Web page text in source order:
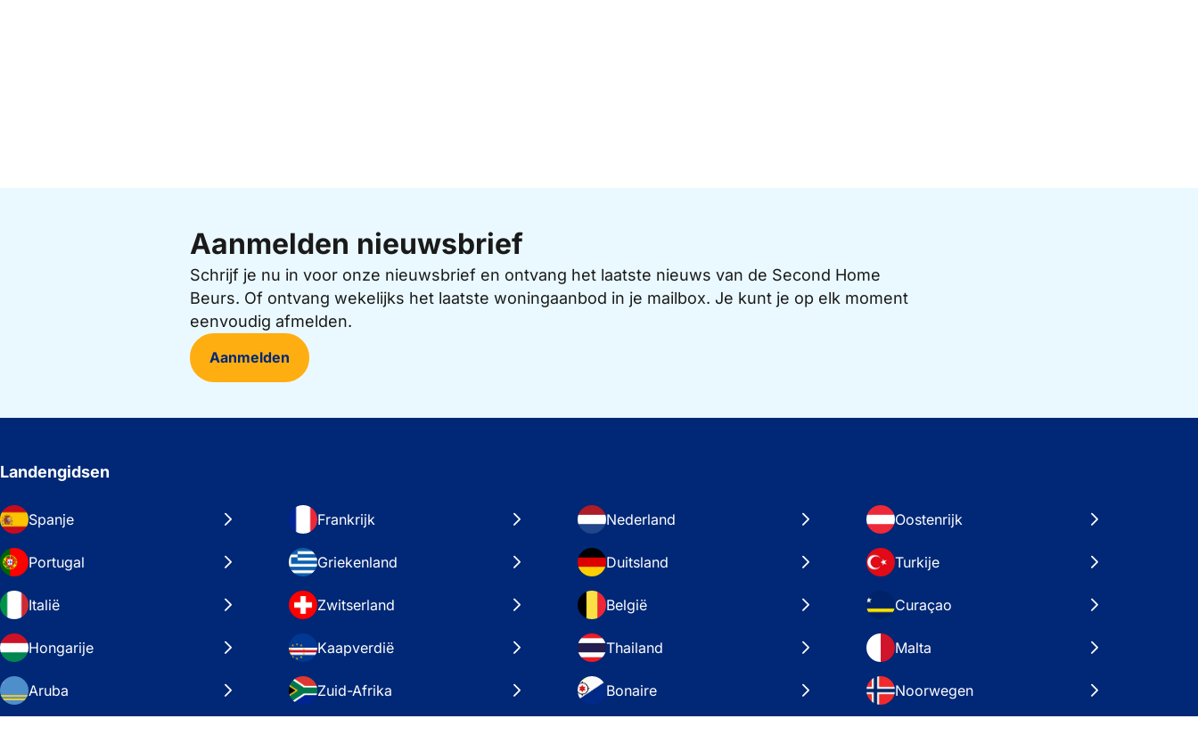
Aanmelden nieuwsbrief
Schrijf je nu in voor onze nieuwsbrief en ontvang het laatste nieuws van de Second Home
Beurs. Of ontvang wekelijks het laatste woningaanbod in je mailbox. Je kunt je op elk moment
eenvoudig afmelden.
Aanmelden
Landengidsen
Spanje Frankrijk Nederland Oostenrijk
Portugal Griekenland Duitsland Turkije
Italië Zwitserland België Curaçao
Hongarije Kaapverdië Thailand Malta
Aruba Zuid-Afrika Bonaire Noorwegen